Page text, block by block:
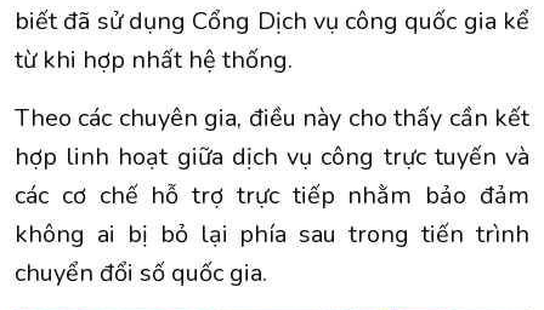
biết đã sử dụng Cổng Dịch vụ công quốc gia kể
từ khi hợp nhất hệ thống.
Theo các chuyên gia, điều này cho thấy cần kết
hợp linh hoạt giữa dịch vụ công trực tuyến và
các cơ chế hỗ trợ trực tiếp nhằm bảo đảm
không ai bị bỏ lại phía sau trong tiến trình
chuyển đổi số quốc gia.